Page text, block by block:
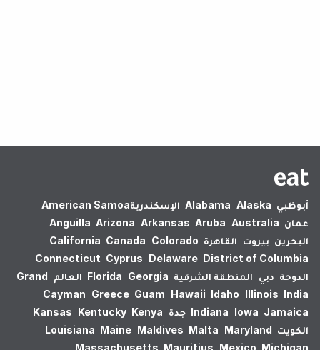
أبوظبي Alabama Alaska الإسكندرية‎American Samoa
عمان
Anguilla Arizona Arkansas Aruba Australia
البحرين بيروت القاهرة California Canada Colorado
Connecticut Cyprus Delaware District of Columbia
الدوحة دبي المنطقة الشرقية Florida Georgia العالم
Grand
Cayman Greece Guam Hawaii Idaho Illinois India
Indiana Iowa Jamaica جدة Kansas Kentucky Kenya
الكويت
Louisiana Maine Maldives Malta Maryland